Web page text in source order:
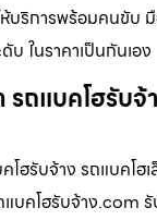
ริการพร้อมคนขับ มื
บ ในราคาเป็นกันเอง
รถแบคโฮรับ
โฮรับจ้าง รถแบคโฮ
แบคโฮรับจ้าง.com